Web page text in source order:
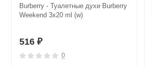
Burberry - Туалетные духи Burberry
Weekend 3х20 ml (w)
516 ₽
0